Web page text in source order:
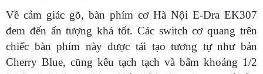
Về cảm giác gõ, bàn phím cơ Hà Nội E-Dra EK307
đem đến ấn tượng khá tốt. Các switch cơ quang trên
chiếc bàn phím này được tái tạo tương tự như bản
Cherry Blue, cũng kêu tạch tạch và bấm khoảng 1/2